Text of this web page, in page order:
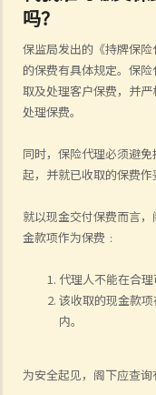
吗？
保监局发出的《持牌保
的保费有具体规定。保
取及处理客户保费，并
处理保费。
同时，保险代理必须避
起，并就已收取的保费作
就以现金交付保费而言
金款项作为保费﹕
代理人不能在合
该收取的现金款
内。
为安全起见，阁下应查询